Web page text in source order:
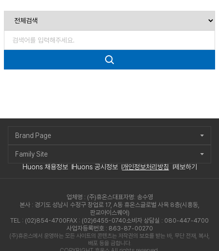
Huons 채용정보 Huons 공시정보 개인정보처리방침 제보하기
Brand Page
Family Site
업체명 : (주)휴온스대표자명: 송수영
본사 : 경기도 성남시 수정구 창업로 17, A동 휴온스글로벌 사옥 8층(시흥동,
판교아이스퀘어)
TEL : (02)854-4700FAX : (02)6455-0740소비자 상담실 : 080-447-4700
사업자등록번호 : 863-87-00270
(주)휴온스에서 운영하는 모든 사이트의 콘텐츠는 저작권의 보호를 받는 바, 무단 전재, 복사,
배포 등을 금합니다.